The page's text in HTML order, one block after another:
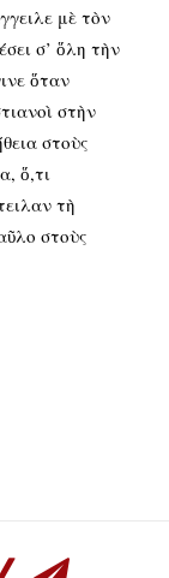
μὲ τὸν
σ’ ὅλη τὴν
ὅταν
στὴν
στοὺς
ὅ,τι
τὴ
στοὺς